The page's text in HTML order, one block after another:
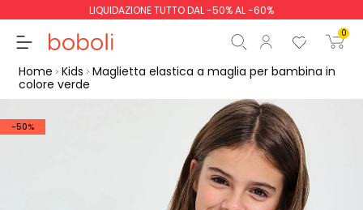
LIQUIDAZIONE TUTTO DAL -50% AL -60%
0
0,00 €
Home Kids Maglietta elastica a maglia per bambina in
colore verde
-50%